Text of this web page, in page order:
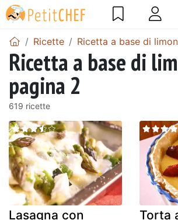
Ricette Ricetta a base di
Ricetta a base di
pagina 2
619 ricette
Lasagna con
Torta